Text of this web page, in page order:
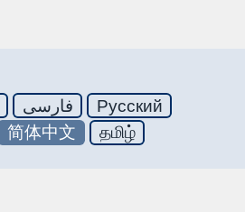
فارسی
Русский
简体中文 தமிழ்